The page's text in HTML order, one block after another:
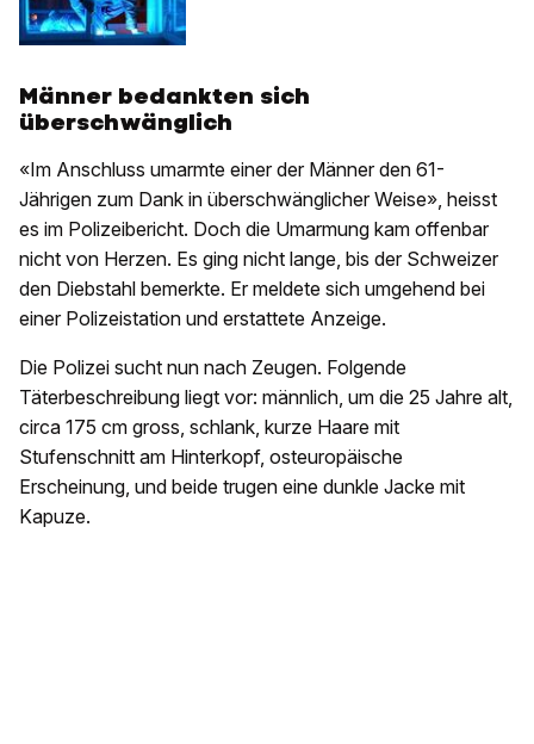
Männer bedankten sich
überschwänglich
«Im Anschluss umarmte einer der Männer den 61-
Jährigen zum Dank in überschwänglicher Weise», heisst
es im Polizeibericht. Doch die Umarmung kam offenbar
nicht von Herzen. Es ging nicht lange, bis der Schweizer
den Diebstahl bemerkte. Er meldete sich umgehend bei
einer Polizeistation und erstattete Anzeige.
Die Polizei sucht nun nach Zeugen. Folgende
Täterbeschreibung liegt vor: männlich, um die 25 Jahre alt,
circa 175 cm gross, schlank, kurze Haare mit
Stufenschnitt am Hinterkopf, osteuropäische
Erscheinung, und beide trugen eine dunkle Jacke mit
Kapuze.